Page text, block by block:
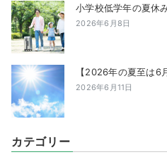
小学校低学年の夏休
2026年6月8日
【2026年の夏至は6
2026年6月11日
カテゴリー